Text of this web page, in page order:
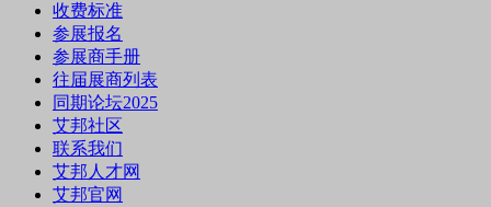
收费标准
参展报名
参展商手册
往届展商列表
同期论坛2025
艾邦社区
联系我们
艾邦人才网
艾邦官网